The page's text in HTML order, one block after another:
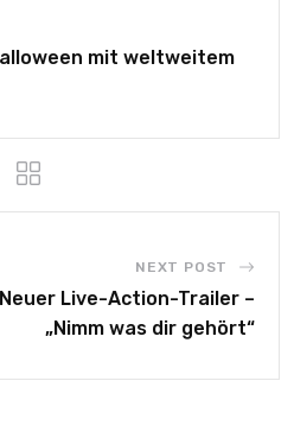
mit weltweitem
NEXT POST
Live-Action-Trailer –
„Nimm was dir gehört“